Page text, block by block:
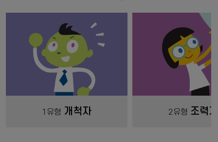
1유형 개척자 2유형 조력가